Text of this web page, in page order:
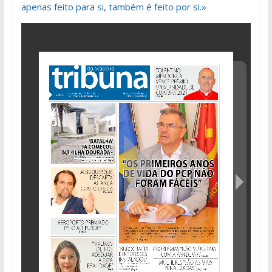
apenas feito para si, também é feito por si.»